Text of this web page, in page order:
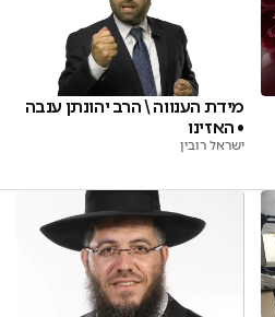
מידת הענווה \ הרב יהונתן ענבה
• האזינו
ישראל רובין